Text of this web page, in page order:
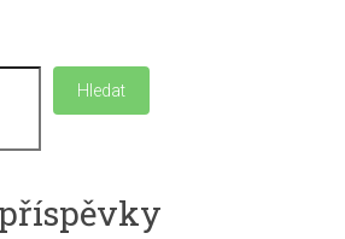
Hledat